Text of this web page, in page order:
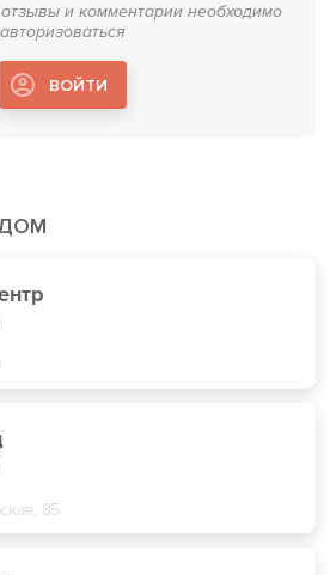
85
и комментарии необходимо
авторизоваться
ВОЙТИ